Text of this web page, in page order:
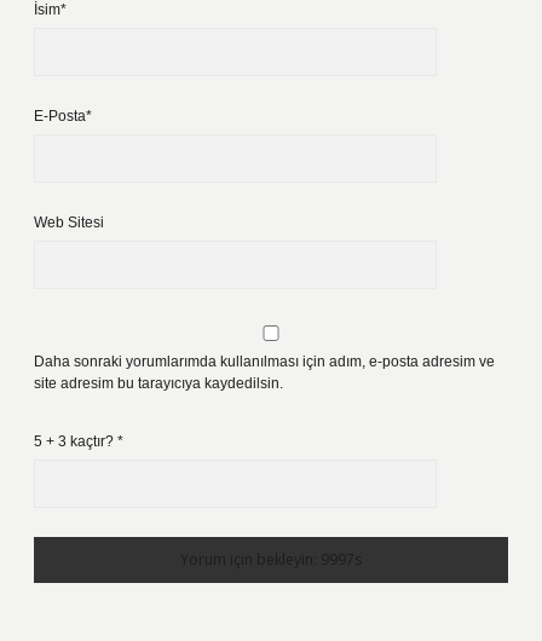
İsim*
E-Posta*
Web Sitesi
Daha sonraki yorumlarımda kullanılması için adım, e-posta adresim ve
site adresim bu tarayıcıya kaydedilsin.
5 + 3 kaçtır? *